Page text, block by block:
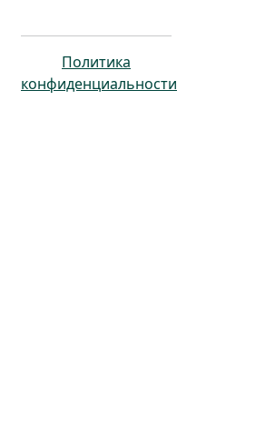
Политика
конфиденциальности